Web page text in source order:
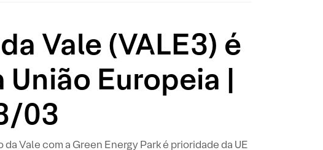
Vale (VALE3) é
Europeia |
03
Vale com a Green Energy Park é prioridade da UE